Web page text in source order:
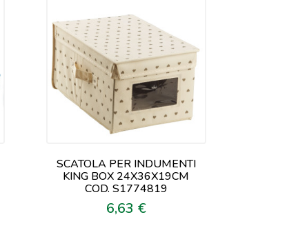
SCATOLA PER INDUMENTI
KING BOX 24X36X19CM
COD. S1774819
Prezzo
6,63 €